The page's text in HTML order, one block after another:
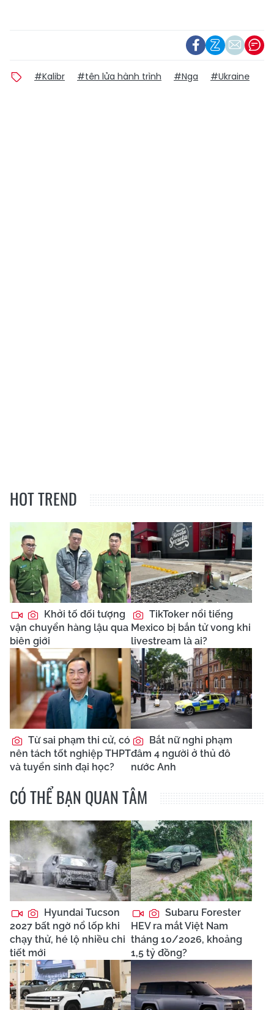
#Kalibr #tên lửa hành trình #Nga #Ukraine
HOT TREND
Khởi tố đối tượng
vận chuyển hàng lậu qua
biên giới
TikToker nổi tiếng
Mexico bị bắn tử vong khi
livestream là ai?
Từ sai phạm thi cử, có
nên tách tốt nghiệp THPT
và tuyển sinh đại học?
Bắt nữ nghi phạm
đâm 4 người ở thủ đô
nước Anh
CÓ THỂ BẠN QUAN TÂM
Hyundai Tucson
2027 bất ngờ nổ lốp khi
chạy thử, hé lộ nhiều chi
tiết mới
Subaru Forester
HEV ra mắt Việt Nam
tháng 10/2026, khoảng
1,5 tỷ đồng?